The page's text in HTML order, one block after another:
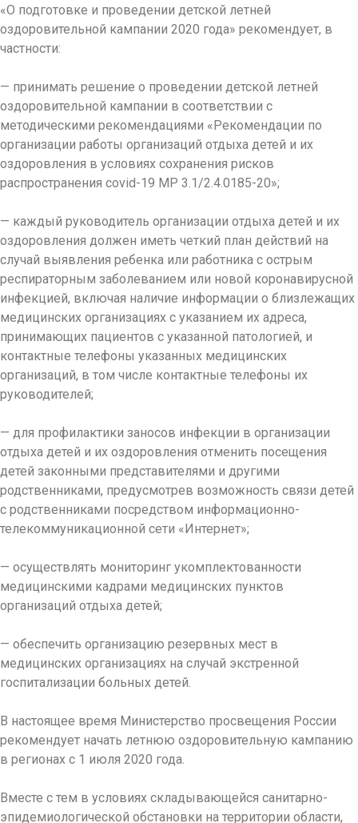
«О подготовке и проведении детской летней
оздоровительной кампании 2020 года» рекомендует, в
частности:
— принимать решение о проведении детской летней
оздоровительной кампании в соответствии с
методическими рекомендациями «Рекомендации по
организации работы организаций отдыха детей и их
оздоровления в условиях сохранения рисков
распространения covid-19 МР 3.1/2.4.0185-20»;
— каждый руководитель организации отдыха детей и их
оздоровления должен иметь четкий план действий на
случай выявления ребенка или работника с острым
респираторным заболеванием или новой коронавирусной
инфекцией, включая наличие информации о близлежащих
медицинских организациях с указанием их адреса,
принимающих пациентов с указанной патологией, и
контактные телефоны указанных медицинских
организаций, в том числе контактные телефоны их
руководителей;
— для профилактики заносов инфекции в организации
отдыха детей и их оздоровления отменить посещения
детей законными представителями и другими
родственниками, предусмотрев возможность связи детей
с родственниками посредством информационно-
телекоммуникационной сети «Интернет»;
— осуществлять мониторинг укомплектованности
медицинскими кадрами медицинских пунктов
организаций отдыха детей;
— обеспечить организацию резервных мест в
медицинских организациях на случай экстренной
госпитализации больных детей.
В настоящее время Министерство просвещения России
рекомендует начать летнюю оздоровительную кампанию
в регионах с 1 июля 2020 года.
Вместе с тем в условиях складывающейся санитарно-
эпидемиологической обстановки на территории области,